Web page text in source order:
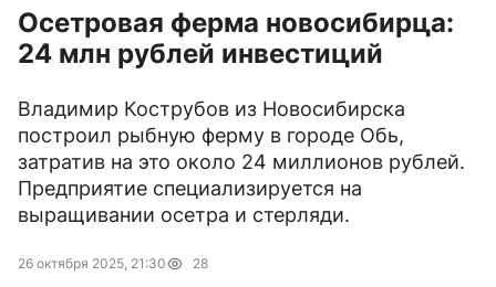
Осетровая ферма новосибирца:
24 млн рублей инвестиций
Владимир Кострубов из Новосибирска
построил рыбную ферму в городе Обь,
затратив на это около 24 миллионов рублей.
Предприятие специализируется на
выращивании осетра и стерляди.
26 октября 2025, 21:30 28